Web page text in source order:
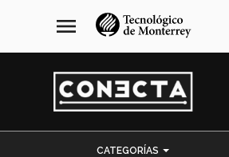
navegación
principal
menu
CATEGORÍAS